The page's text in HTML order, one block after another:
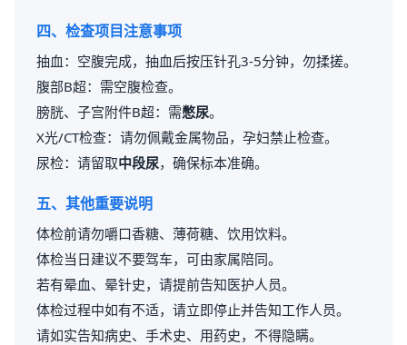
四、检查项目注意事项
抽血：空腹完成，抽血后按压针孔3-5分钟，勿揉搓。
腹部B超：需空腹检查。
膀胱、子宫附件B超：需憋尿。
X光/CT检查：请勿佩戴金属物品，孕妇禁止检查。
尿检：请留取中段尿，确保标本准确。
五、其他重要说明
体检前请勿嚼口香糖、薄荷糖、饮用饮料。
体检当日建议不要驾车，可由家属陪同。
若有晕血、晕针史，请提前告知医护人员。
体检过程中如有不适，请立即停止并告知工作人员。
请如实告知病史、手术史、用药史，不得隐瞒。